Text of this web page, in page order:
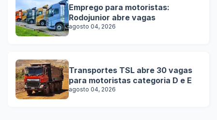
Emprego para motoristas:
Rodojunior abre vagas
agosto 04, 2026
Transportes TSL abre 30 vagas
para motoristas categoria D e E
agosto 04, 2026